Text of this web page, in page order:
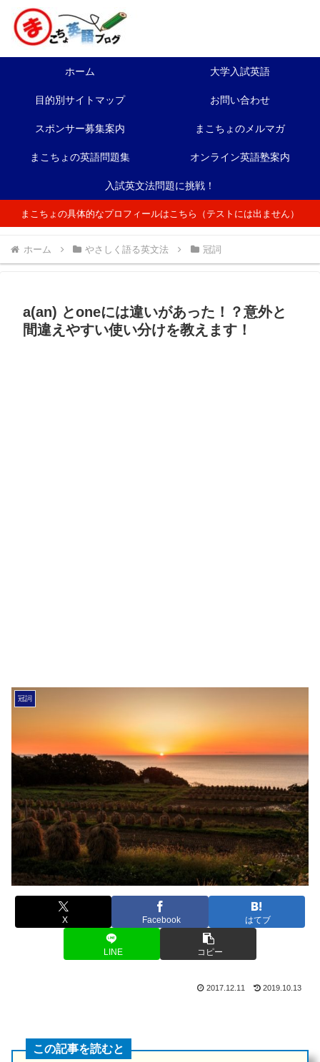
ホーム 大学入試英語
目的別サイトマップ お問い合わせ
スポンサー募集案内 まこちょのメルマガ
まこちょの英語問題集 オンライン英語塾案内
入試英文法問題に挑戦！
まこちょの具体的なプロフィールはこちら（テストには出ません）
ホーム やさしく語る英文法 冠詞
a(an) とoneには違いがあった！？意外と
間違えやすい使い分けを教えます！
冠詞
X Facebook はてブ
LINE コピー
2017.12.11 2019.10.13
この記事を読むと